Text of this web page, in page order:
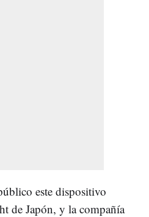
este dispositivo
de Japón, y la compañía